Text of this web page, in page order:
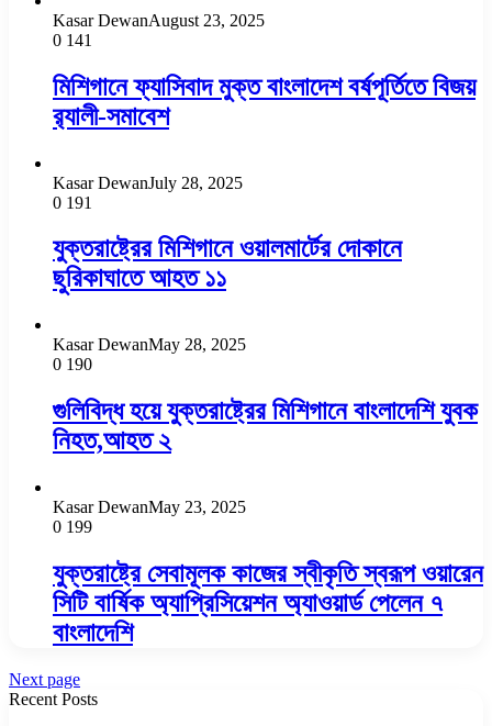
Kasar DewanAugust 23, 2025
0 141
মিশিগানে ফ্যাসিবাদ মুক্ত বাংলাদেশ বর্ষপূর্তিতে বিজয়
র‍্যালী-সমাবেশ
Kasar DewanJuly 28, 2025
0 191
যুক্তরাষ্ট্রের মিশিগানে ওয়ালমার্টের দোকানে
ছুরিকাঘাতে আহত ১১
Kasar DewanMay 28, 2025
0 190
গুলিবিদ্ধ হয়ে যুক্তরাষ্ট্রের মিশিগানে বাংলাদেশি যুবক
নিহত,আহত ২
Kasar DewanMay 23, 2025
0 199
যুক্তরাষ্ট্রে সেবামূলক কাজের স্বীকৃতি স্বরূপ ওয়ারেন
সিটি বার্ষিক অ্যাপ্রিসিয়েশন অ্যাওয়ার্ড পেলেন ৭
বাংলাদেশি
Next page
Recent Posts